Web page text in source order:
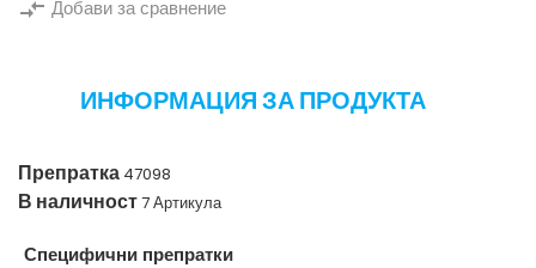
compare_arrows Добави за сравнение
ИНФОРМАЦИЯ ЗА ПРОДУКТА
Препратка 47098
В наличност7 Артикула
Специфични препратки